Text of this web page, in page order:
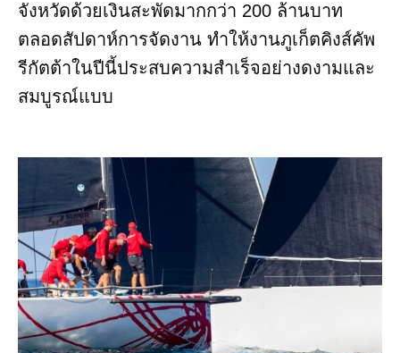
จังหวัดด้วยเงินสะพัดมากกว่า 200 ล้านบาท
ตลอดสัปดาห์การจัดงาน ทำให้งานภูเก็ตคิงส์คัพ
รีกัตต้าในปีนี้ประสบความสำเร็จอย่างดงามและ
สมบูรณ์แบบ